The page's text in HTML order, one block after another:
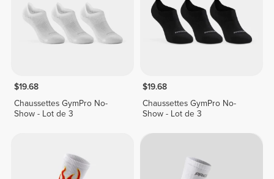
$19.68
Chaussettes GymPro No-
Show - Lot de 3
$19.68
Chaussettes GymPro No-
Show - Lot de 3